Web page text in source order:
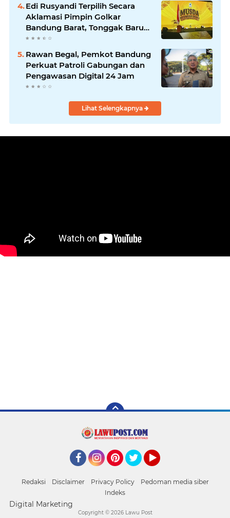
Masyarakat
Edi Rusyandi Terpilih Secara
Aklamasi Pimpin Golkar
Bandung Barat, Tonggak Baru
Kepemimpinan Harmonis
Rawan Begal, Pemkot Bandung
Perkuat Patroli Gabungan dan
Pengawasan Digital 24 Jam
Lihat Selengkapnya
Redaksi Disclaimer Privacy Policy
Pedoman media siber
Indeks
Digital Marketing
Copyright © 2026 Lawu Post